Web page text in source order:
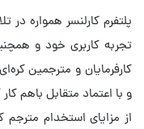
پلتفرم کارلنسر همواره
تجربه کاربری خود و
کارفرمایان و مترجمین
و با اعتماد متقابل باهم
از مزایای استخدام مترجم